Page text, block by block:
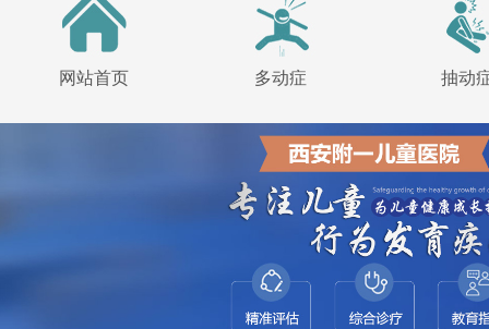
网站首页 多动症 抽动